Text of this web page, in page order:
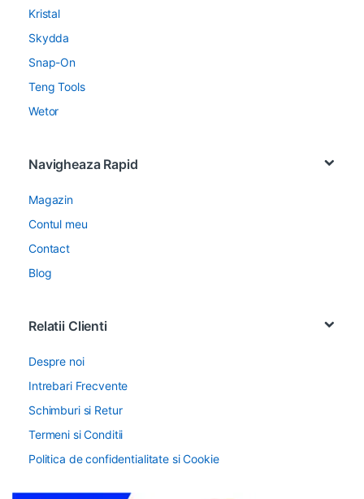
Kristal
Skydda
Snap-On
Teng Tools
Wetor
Navigheaza Rapid
Magazin
Contul meu
Contact
Blog
Relatii Clienti
Despre noi
Intrebari Frecvente
Schimburi si Retur
Termeni si Conditii
Politica de confidentialitate si Cookie